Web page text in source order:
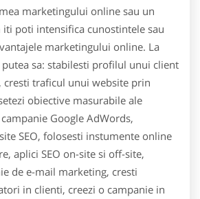
marketingului online sau un
poti intensifica cunostintele sau
marketingului online. La
sa: stabilesti profilul unui client
cresti traficul unui website prin
obiective masurabile ale
Google AdWords,
SEO, folosesti instumente online
aplici SEO on-site si off-site,
de e-mail marketing, cresti
in clienti, creezi o campanie in